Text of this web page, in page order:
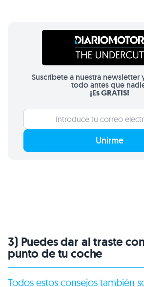
Suscríbete a nuestra newsletter
todo antes que
¡Es GRATIS!
Unirme
3) Puedes dar al traste
punto de tu coche
Todos estos consejos también